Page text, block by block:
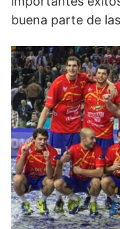
buena parte de